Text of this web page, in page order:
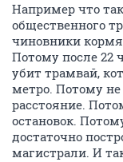
Например что
общественного
чиновники
Потому после 22
убит трамвай,
метро. Потому не
расстояние.
остановок.
достаточно
магистрали. И